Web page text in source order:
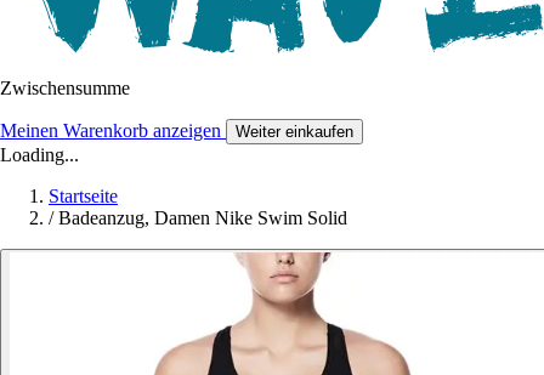
Zwischensumme
Meinen Warenkorb anzeigen Weiter einkaufen
Loading...
Startseite
/ Badeanzug, Damen Nike Swim Solid